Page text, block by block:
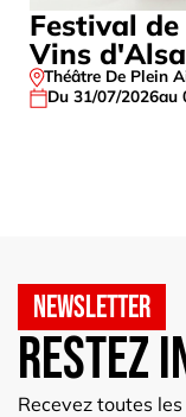
Festival
Vins
Théâtre De Plein
Du 31/07/2026au
Newsletter
Restez
Recevez toutes